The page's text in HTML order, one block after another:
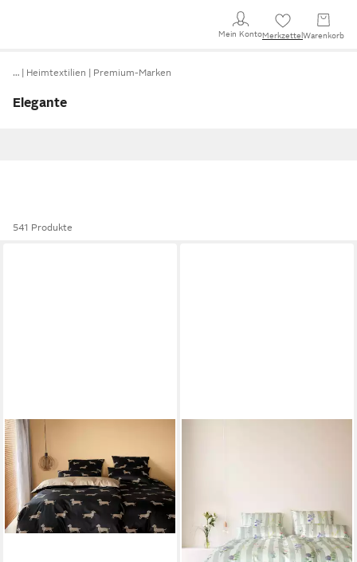
Mein KontoMerkzettel Warenkorb
… Heimtextilien Premium-Marken
Elegante
541 Produkte